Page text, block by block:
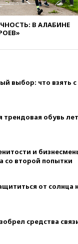
В АЛАБИНЕ
выбор: что взять с
трендовая обувь
и
со второй попытки
от солнца
средства